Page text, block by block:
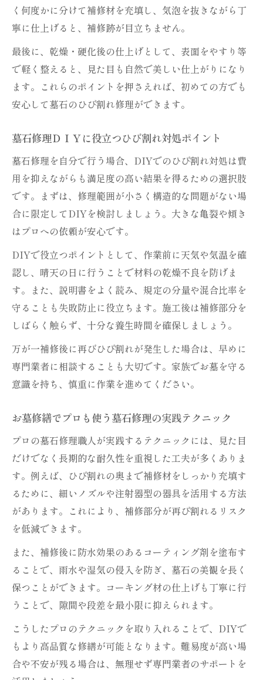
く何度かに分けて補修材を充填し、気泡を抜きながら丁
寧に仕上げると、補修跡が目立ちません。
最後に、乾燥・硬化後の仕上げとして、表面をやすり等
で軽く整えると、見た目も自然で美しい仕上がりになり
ます。これらのポイントを押さえれば、初めての方でも
安心して墓石のひび割れ修理ができます。
墓石修理ＤＩＹに役立つひび割れ対処ポイント
墓石修理を自分で行う場合、DIYでのひび割れ対処は費
用を抑えながらも満足度の高い結果を得るための選択肢
です。まずは、修理範囲が小さく構造的な問題がない場
合に限定してDIYを検討しましょう。大きな亀裂や傾き
はプロへの依頼が安心です。
DIYで役立つポイントとして、作業前に天気や気温を確
認し、晴天の日に行うことで材料の乾燥不良を防げま
す。また、説明書をよく読み、規定の分量や混合比率を
守ることも失敗防止に役立ちます。施工後は補修部分を
しばらく触らず、十分な養生時間を確保しましょう。
万が一補修後に再びひび割れが発生した場合は、早めに
専門業者に相談することも大切です。家族でお墓を守る
意識を持ち、慎重に作業を進めてください。
お墓修繕でプロも使う墓石修理の実践テクニック
プロの墓石修理職人が実践するテクニックには、見た目
だけでなく長期的な耐久性を重視した工夫が多くありま
す。例えば、ひび割れの奥まで補修材をしっかり充填す
るために、細いノズルや注射器型の器具を活用する方法
があります。これにより、補修部分が再び割れるリスク
を低減できます。
また、補修後に防水効果のあるコーティング剤を塗布す
ることで、雨水や湿気の侵入を防ぎ、墓石の美観を長く
保つことができます。コーキング材の仕上げも丁寧に行
うことで、隙間や段差を最小限に抑えられます。
こうしたプロのテクニックを取り入れることで、DIYで
もより高品質な修繕が可能となります。難易度が高い場
合や不安が残る場合は、無理せず専門業者のサポートを